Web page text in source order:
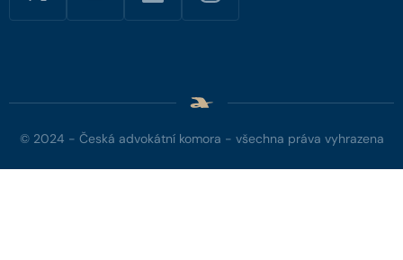
© 2024 - Česká advokátní komora - všechna práva vyhrazena